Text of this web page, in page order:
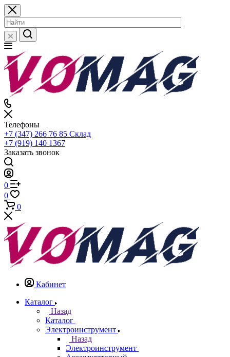
Телефоны
+7 (347) 266 76 85 Склад
+7 (919) 140 1367
Заказать звонок
0
0
0
Кабинет
Каталог
Назад
Каталог
Электроинструмент
Назад
Электроинструмент